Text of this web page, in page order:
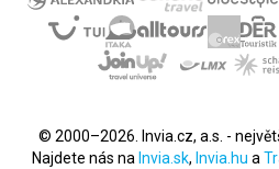
© 2000–2026. Invia.cz, a.s. -
Najdete nás na Invia.sk, Invia.hu a